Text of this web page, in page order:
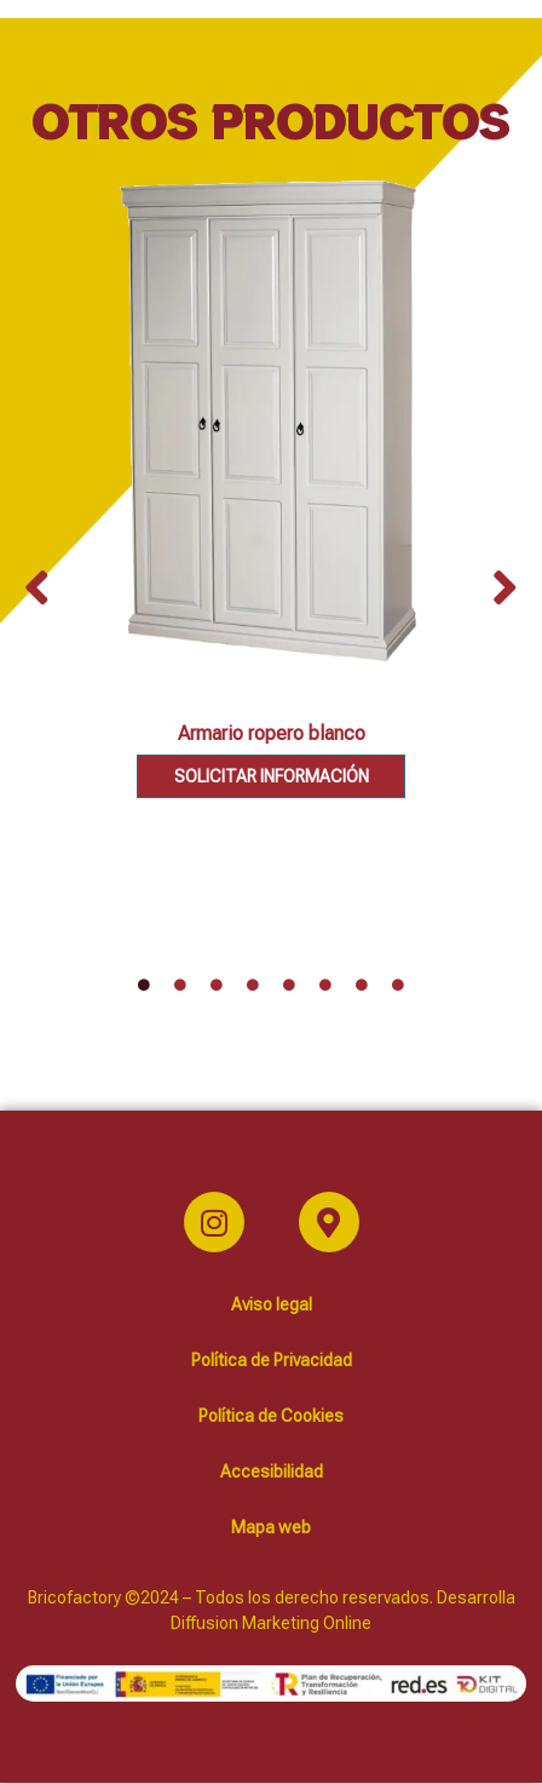
OTROS PRODUCTOS
Armario ropero blanco
SOLICITAR INFORMACIÓN
Aviso legal
Política de Privacidad
Política de Cookies
Accesibilidad
Mapa web
Bricofactory ©2024 – Todos los derecho reservados. Desarrolla
Diffusion Marketing Online